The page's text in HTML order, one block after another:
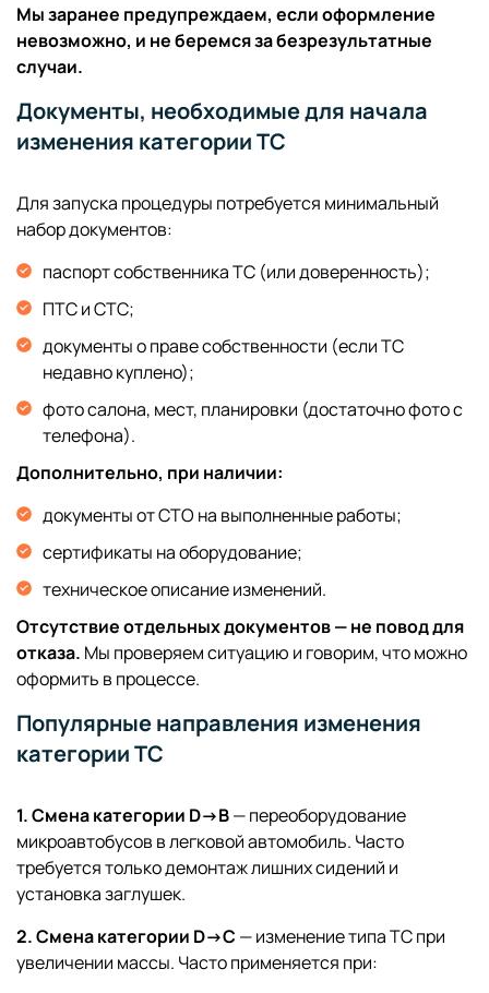
Мы заранее предупреждаем, если оформление
невозможно, и не беремся за безрезультатные
случаи.
Документы, необходимые для начала
изменения категории ТС
Для запуска процедуры потребуется минимальный
набор документов:
паспорт собственника ТС (или доверенность);
ПТС и СТС;
документы о праве собственности (если ТС
недавно куплено);
фото салона, мест, планировки (достаточно фото с
телефона).
Дополнительно, при наличии:
документы от СТО на выполненные работы;
сертификаты на оборудование;
техническое описание изменений.
Отсутствие отдельных документов — не повод для
отказа. Мы проверяем ситуацию и говорим, что можно
оформить в процессе.
Популярные направления изменения
категории ТС
1. Смена категории D→B— переоборудование
микроавтобусов в легковой автомобиль. Часто
требуется только демонтаж лишних сидений и
установка заглушек.
2. Смена категории D→C — изменение типа ТС при
увеличении массы. Часто применяется при: